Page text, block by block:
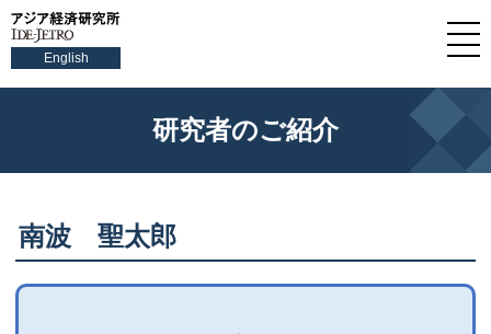
English
研究者のご紹介
南波 聖太郎